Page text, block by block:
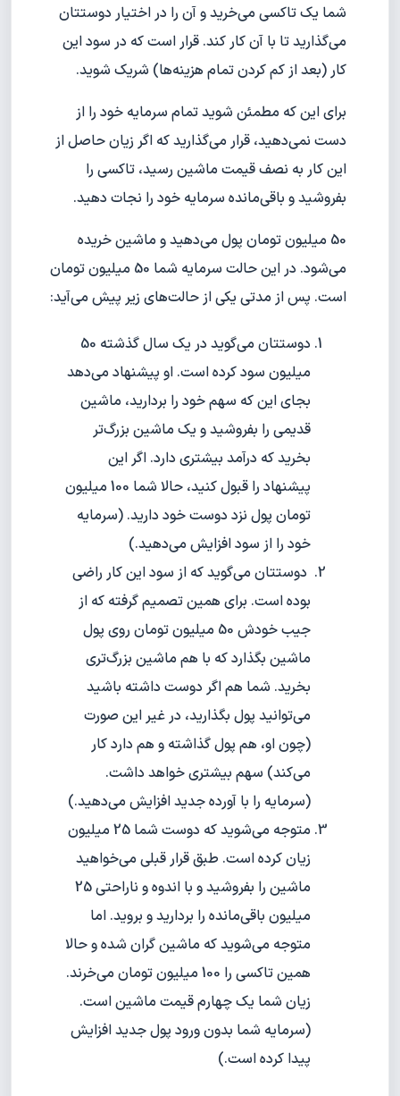
شما یک تاکسی می‌خرید و آن را در اختیار دوستتان
می‌گذارید تا با آن کار کند. قرار است که در سود این
کار (بعد از کم‌ کردن تمام هزینه‌ها) شریک شوید.
برای این که مطمئن شوید تمام سرمایه خود را از
دست نمی‌دهید، قرار می‌گذارید که اگر زیان حاصل از
این کار به نصف قیمت ماشین رسید، تاکسی را
بفروشید و باقی‌مانده سرمایه خود را نجات دهید.
50 میلیون تومان پول می‌دهید و ماشین خریده
می‌شود. در این حالت سرمایه شما 50 میلیون تومان
است. پس از مدتی یکی از حالت‌های زیر پیش می‌آید:
دوستتان می‌گوید در یک سال گذشته 50
میلیون سود کرده است. او پیشنهاد می‌دهد
بجای این که سهم خود را بردارید، ماشین
قدیمی را بفروشید و یک ماشین بزرگ‌تر
بخرید که درآمد بیشتری دارد. اگر این
پیشنهاد را قبول کنید، حالا شما 100 میلیون
تومان پول نزد دوست خود دارید. (سرمایه
خود را از سود افزایش می‌دهید.)
دوستتان می‌گوید که از سود این کار راضی
بوده است. برای همین تصمیم گرفته که از
جیب خودش 50 میلیون تومان روی پول
ماشین بگذارد که با هم ماشین بزرگ‌تری
بخرید. شما هم اگر دوست داشته باشید
می‌توانید پول بگذارید، در غیر این صورت
(چون او، هم پول گذاشته و هم دارد کار
می‌کند) سهم بیشتری خواهد داشت.
(سرمایه را با آورده جدید افزایش می‌دهید.)
متوجه می‌شوید که دوست شما 25 میلیون
زیان کرده است. طبق قرار قبلی می‌خواهید
ماشین را بفروشید و با اندوه و ناراحتی 25
میلیون باقی‌مانده را بردارید و بروید. اما
متوجه می‌شوید که ماشین گران شده و حالا
همین تاکسی را 100 میلیون تومان می‌خرند.
زیان شما یک چهارم قیمت ماشین است.
(سرمایه شما بدون ورود پول جدید افزایش
پیدا کرده است.)